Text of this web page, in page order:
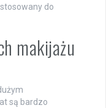
do
makijażu
są bardzo